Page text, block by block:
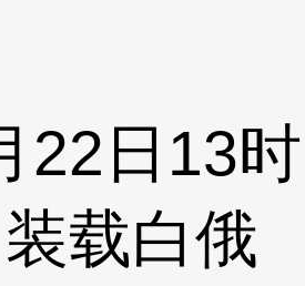
日13时
载白俄